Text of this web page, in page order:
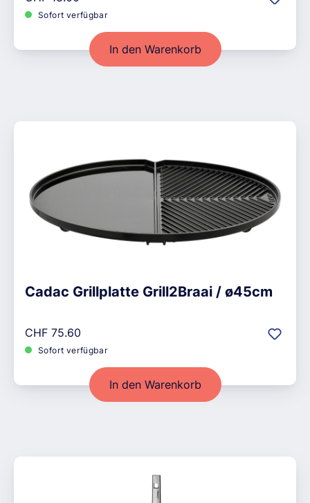
Sofort verfügbar
In den Warenkorb
Cadac Grillplatte Grill2Braai / ø45cm
Regulärer Preis:
CHF 75.60
Sofort verfügbar
In den Warenkorb